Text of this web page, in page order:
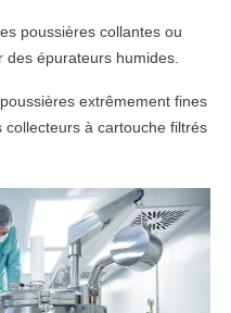
poussières collantes ou
des épurateurs humides.
extrêmement fines
à cartouche filtrés